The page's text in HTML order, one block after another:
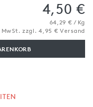
4,50 €
64,29 € / Kg
zzgl. 4,95 € Versand